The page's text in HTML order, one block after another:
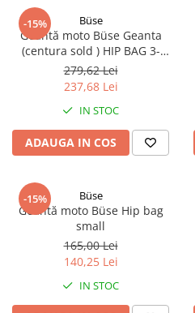
-15% Büse
Geantă moto Büse Geanta
(centura sold ) HIP BAG 3-
PIECE
279,62 Lei
237,68 Lei
IN STOC
ADAUGA IN COS
-15% Büse
Geantă moto Büse Hip bag
small
165,00 Lei
140,25 Lei
IN STOC